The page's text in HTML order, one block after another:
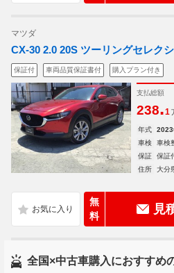
マツダ
CX-30 2.0 20S ツーリングセレク
保証付 車両品質保証書付 購入プラン付き
支払総額
238.1
年式 2023
車検
車検
保証
保証
住所
大分
無
料
見
全国×中古車購入におすすめ